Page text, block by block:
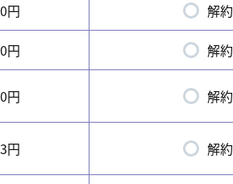
円 解約
円 解約
円 解約
円 解約